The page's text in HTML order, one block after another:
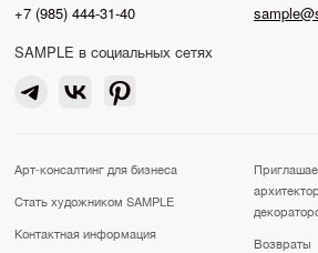
+7 (985) 444-31-40
SAMPLE в социальных сетях
Арт-консалтинг для бизнеса
Стать художником SAMPLE
Контактная информация
Возвраты